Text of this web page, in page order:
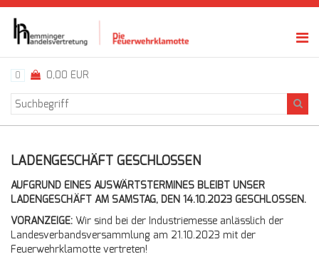
0 0,00 EUR
LADENGESCHÄFT GESCHLOSSEN
AUFGRUND EINES AUSWÄRTSTERMINES BLEIBT UNSER
LADENGESCHÄFT AM SAMSTAG, DEN 14.10.2023 GESCHLOSSEN.
VORANZEIGE: Wir sind bei der Industriemesse anlässlich der
Landesverbandsversammlung am 21.10.2023 mit der
Feuerwehrklamotte vertreten!